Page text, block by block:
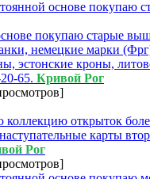
покупаю старые
немецкие марки
эстонские кроны,
65. Кривой Рог
]
открыток
карты
Рог
]